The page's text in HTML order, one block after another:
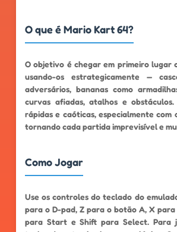
O que é Mario Kart 64?
O objetivo é chegar em primeiro lugar
usando-os estrategicamente —
adversários, bananas como
curvas afiadas, atalhos e
rápidas e caóticas, especialmente com
tornando cada partida imprevisível e
Como Jogar
Use os controles do teclado do
para o D-pad, Z para o botão A, X
para Start e Shift para Select. Para